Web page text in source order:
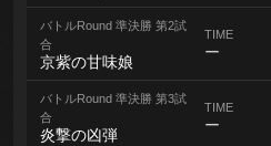
バトルRound 準決勝 第2試
合
京紫の甘味娘
TIME
ー
バトルRound 準決勝 第3試
合
炎撃の凶弾
TIME
ー